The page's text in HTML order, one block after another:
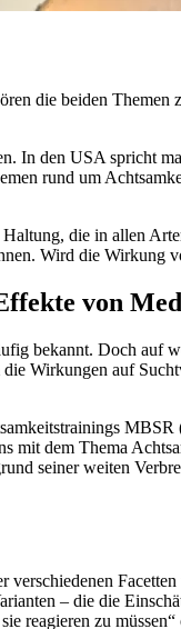
die beiden
den USA spricht
rund um
die in allen
Wird die Wirkung
von
bekannt. Doch auf
Wirkungen auf
dem Thema
seiner weiten
– die die
reagieren zu